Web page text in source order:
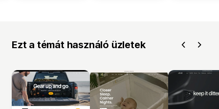
Ezt a témát használó üzletek